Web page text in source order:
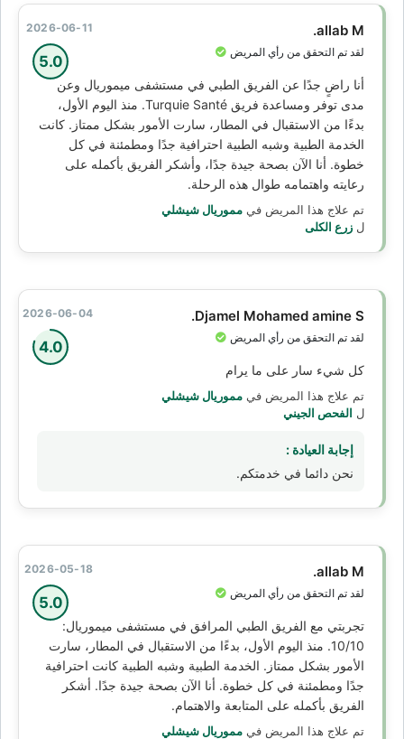
5.0
allab M.
لقد تم التحقق من رأي المريض
2026-06-11
أنا راضٍ جدًا عن الفريق الطبي في مستشفى ميموريال وعن
مدى توفر ومساعدة فريق Turquie Santé. منذ اليوم الأول،
بدءًا من الاستقبال في المطار، سارت الأمور بشكل ممتاز. كانت
الخدمة الطبية وشبه الطبية احترافية جدًا ومطمئنة في كل
خطوة. أنا الآن بصحة جيدة جدًا، وأشكر الفريق بأكمله على
رعايته واهتمامه طوال هذه الرحلة.
تم علاج هذا المريض في مموريال شيشلي
ل زرع الكلى
4.0
Djamel Mohamed amine S.
لقد تم التحقق من رأي المريض
2026-06-04
كل شيء سار على ما يرام
تم علاج هذا المريض في مموريال شيشلي
ل الفحص الجيني
إجابة العيادة :
نحن دائما في خدمتكم.
5.0
allab M.
لقد تم التحقق من رأي المريض
2026-05-18
تجربتي مع الفريق الطبي المرافق في مستشفى ميموريال:
10/10. منذ اليوم الأول، بدءًا من الاستقبال في المطار، سارت
الأمور بشكل ممتاز. الخدمة الطبية وشبه الطبية كانت احترافية
جدًا ومطمئنة في كل خطوة. أنا الآن بصحة جيدة جدًا. أشكر
الفريق بأكمله على المتابعة والاهتمام.
تم علاج هذا المريض في مموريال شيشلي